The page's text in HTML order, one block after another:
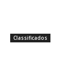
Classificados